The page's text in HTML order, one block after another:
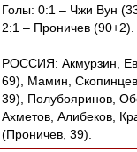
Голы: 0:1 – Чжи Вун
2:1 – Проничев (90+2).
РОССИЯ: Акмурзин,
69), Мамин,
39), Полубояринов,
Ахметов, Алибеков,
(Проничев, 39).